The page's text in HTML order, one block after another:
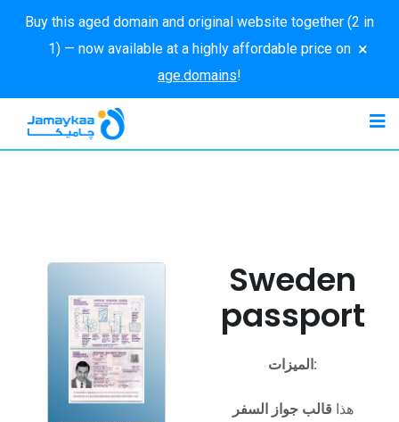
Buy this aged domain and original website together (2 in
1) — now available at a highly affordable price on
age.domains!
×
Sweden
passport
الميزات:
هذا قالب جواز السفر